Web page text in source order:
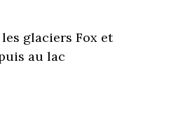
glaciers Fox et
au lac